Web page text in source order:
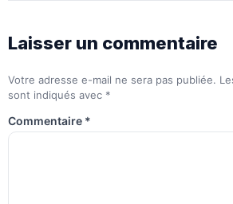
Laisser un commentaire
Votre adresse e-mail ne sera pas publiée.
sont indiqués avec *
Commentaire *